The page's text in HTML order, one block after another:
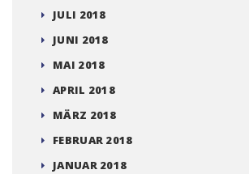
JULI 2018
JUNI 2018
MAI 2018
APRIL 2018
MÄRZ 2018
FEBRUAR 2018
JANUAR 2018